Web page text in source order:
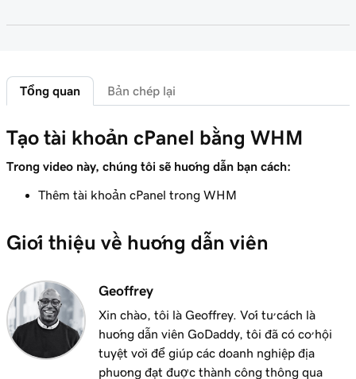
Tổng quan Bản chép lại
Tạo tài khoản cPanel bằng WHM
Trong video này, chúng tôi sẽ hướng dẫn bạn cách:
Thêm tài khoản cPanel trong WHM
Giới thiệu về hướng dẫn viên
Geoffrey
Xin chào, tôi là Geoffrey. Với tư cách là
hướng dẫn viên GoDaddy, tôi đã có cơ hội
tuyệt vời để giúp các doanh nghiệp địa
phương đạt được thành công thông qua